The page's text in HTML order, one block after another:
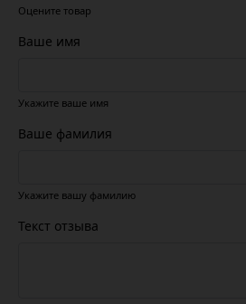
Оцените товар
Ваше имя
Укажите ваше имя
Ваше фамилия
Укажите вашу фамилию
Текст отзыва